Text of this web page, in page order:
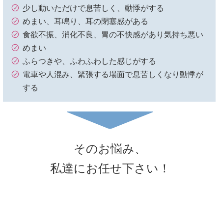
少し動いただけで息苦しく、動悸がする
めまい、耳鳴り、耳の閉塞感がある
食欲不振、消化不良、胃の不快感があり気持ち悪い
めまい
ふらつきや、ふわふわした感じがする
電車や人混み、緊張する場面で息苦しくなり動悸が
する
そのお悩み、
私達にお任せ下さい！